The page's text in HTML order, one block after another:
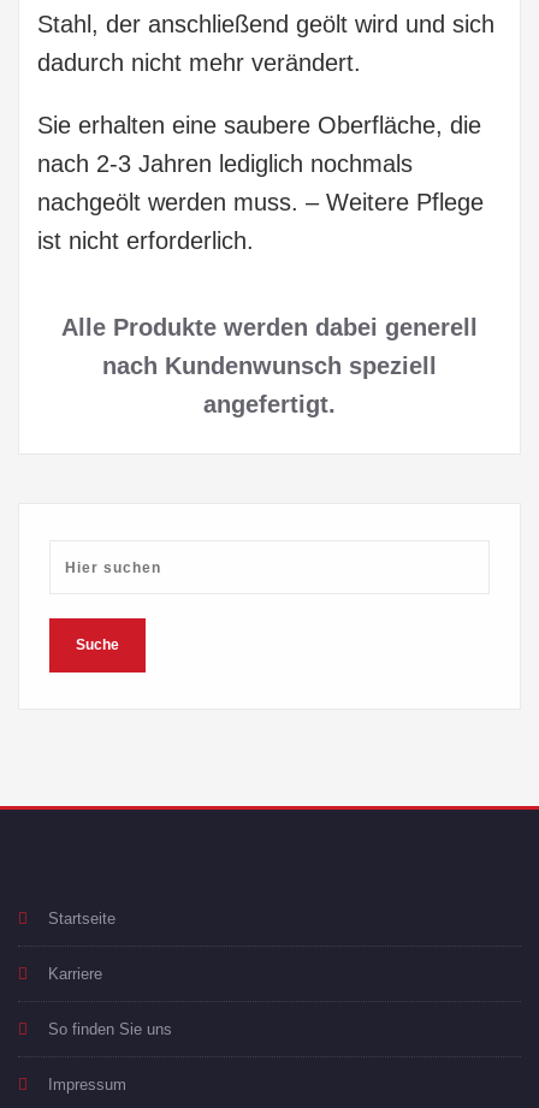
Stahl, der anschließend geölt wird und sich
dadurch nicht mehr verändert.
Sie erhalten eine saubere Oberfläche, die
nach 2-3 Jahren lediglich nochmals
nachgeölt werden muss. – Weitere Pflege
ist nicht erforderlich.
Alle Produkte werden dabei generell
nach Kundenwunsch speziell
angefertigt.
Startseite
Karriere
So finden Sie uns
Impressum